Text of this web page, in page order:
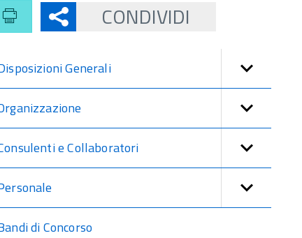
CONDIVIDI
Generali
e Collaboratori
di Concorso